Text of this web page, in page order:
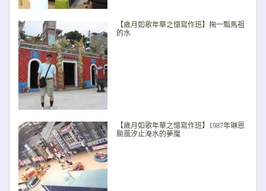
【歲月如歌年華之憶寫作班】掬一瓢馬祖
的水
【歲月如歌年華之憶寫作班】1987年琳恩
颱風汐止淹水的夢魘